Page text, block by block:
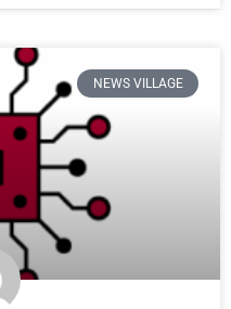
NEWS VILLAGE